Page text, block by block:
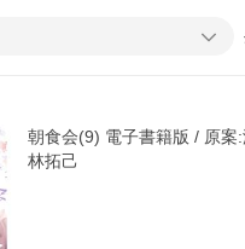
朝食会(9) 電子書籍版 / 原案
林拓己